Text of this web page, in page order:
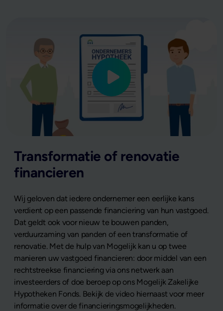
Transformatie of renovatie
financieren
Wij geloven dat iedere ondernemer een eerlijke kans
verdient op een passende financiering van hun vastgoed.
Dat geldt ook voor nieuw te bouwen panden,
verduurzaming van panden of een transformatie of
renovatie. Met de hulp van Mogelijk kan u op twee
manieren uw vastgoed financieren: door middel van een
rechtstreekse financiering via ons netwerk aan
investeerders of doe beroep op ons Mogelijk Zakelijke
Hypotheken Fonds. Bekijk de video hiernaast voor meer
informatie over de financieringsmogelijkheden.